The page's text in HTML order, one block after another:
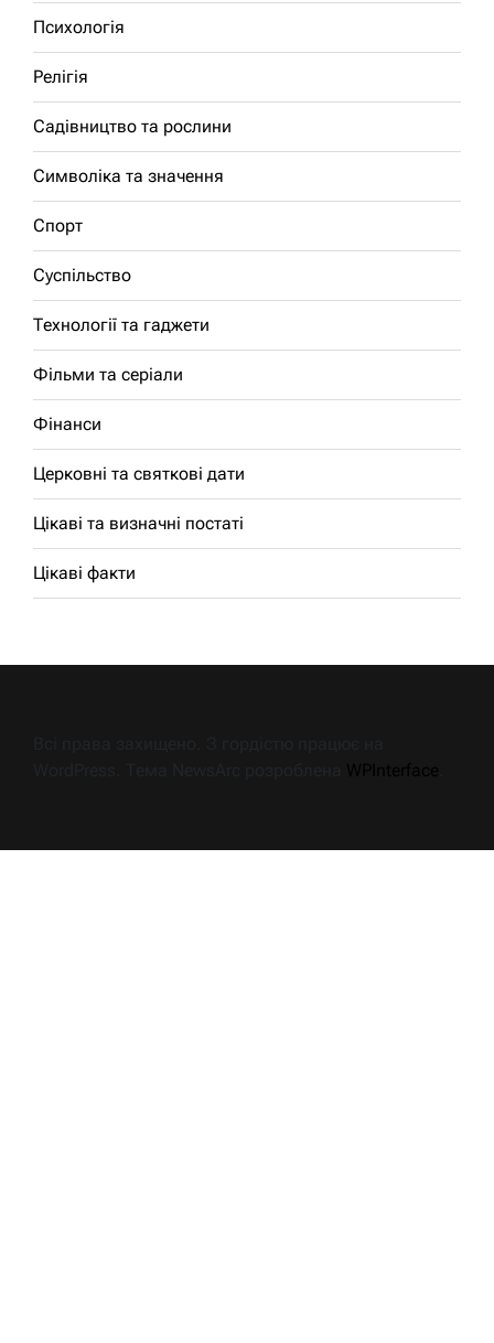
Психологія
Релігія
Садівництво та рослини
Символіка та значення
Спорт
Суспільство
Технології та гаджети
Фільми та серіали
Фінанси
Церковні та святкові дати
Цікаві та визначні постаті
Цікаві факти